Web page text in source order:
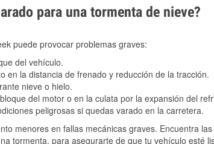
para una tormenta de nieve?
puede provocar problemas graves:
del vehículo.
en la distancia de frenado y reducción de la tracción.
nieve o hielo.
del motor o en la culata por la expansión del
peligrosas si quedas varado en la carretera.
menores en fallas mecánicas graves. Encuentra
tormenta, para asegurarte de que tu vehículo esté